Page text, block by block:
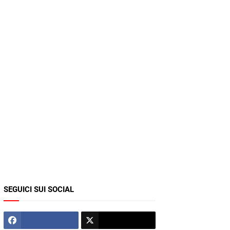
SEGUICI SUI SOCIAL